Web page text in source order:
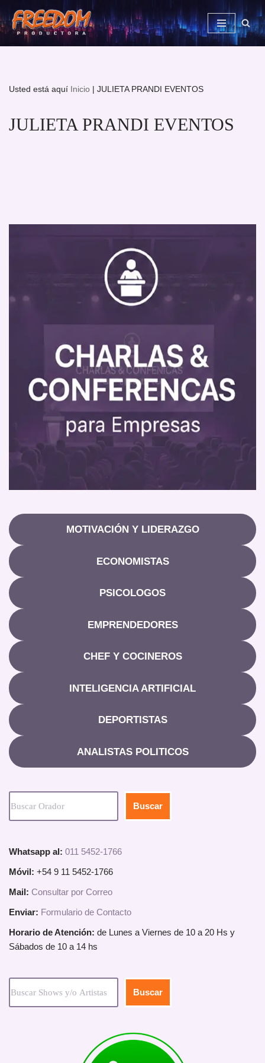
Saltar
al
Usted está aquí Inicio | JULIETA PRANDI EVENTOS
JULIETA PRANDI EVENTOS
MOTIVACIÓN Y LIDERAZGO
ECONOMISTAS
PSICOLOGOS
EMPRENDEDORES
CHEF Y COCINEROS
INTELIGENCIA ARTIFICIAL
DEPORTISTAS
ANALISTAS POLITICOS
Buscar
Whatsapp al: 011 5452-1766
Móvil: +54 9 11 5452-1766
Mail: Consultar por Correo
Enviar: Formulario de Contacto
Horario de Atención: de Lunes a Viernes de 10 a 20 Hs y
Sábados de 10 a 14 hs
Buscar